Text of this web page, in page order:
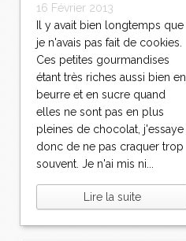
16 Février 2013
Il y avait bien longtemps que
je n'avais pas fait de cookies.
Ces petites gourmandises
étant très riches aussi bien en
beurre et en sucre quand
elles ne sont pas en plus
pleines de chocolat, j'essaye
donc de ne pas craquer trop
souvent. Je n'ai mis ni...
Lire la suite